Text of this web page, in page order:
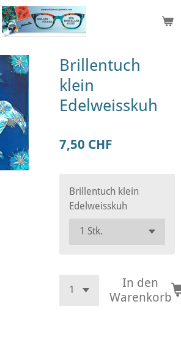
Brillentuch
klein
Edelweisskuh
7,50 CHF
Brillentuch klein
Edelweisskuh
In den
Warenkorb